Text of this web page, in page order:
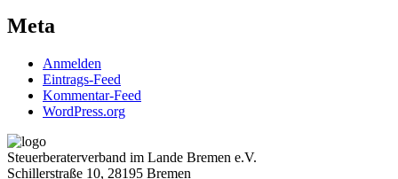
Meta
Anmelden
Eintrags-Feed
Kommentar-Feed
WordPress.org
Steuerberaterverband im Lande Bremen e.V.
Schillerstraße 10, 28195 Bremen